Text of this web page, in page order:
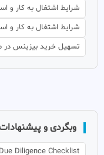
شرایط اشتغال به کار و
شرایط اشتغال به کار و
تسهیل خرید بیزینس در
وبگردی و
Diligence Checklist